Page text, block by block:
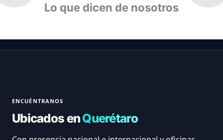
Lo que dicen de nosotros
ENCUÉNTRANOS
Ubicados enQuerétaro